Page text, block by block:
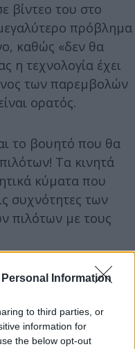
Information
to third parties, or
information for
the below opt-out
βίντεo του στο
πρόβλημα
καθώς «δεν θα
η τεχνολογία έχει
των παρεμβολών
ορατός.
το βουητό που θα
Τα κινητά
κύματα που
συχνότητες των
πιλότων με τους